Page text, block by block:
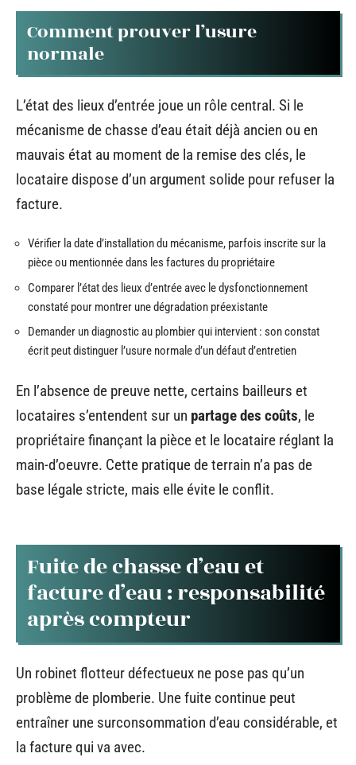
Comment prouver l’usure
normale
L’état des lieux d’entrée joue un rôle central. Si le
mécanisme de chasse d’eau était déjà ancien ou en
mauvais état au moment de la remise des clés, le
locataire dispose d’un argument solide pour refuser la
facture.
Vérifier la date d’installation du mécanisme, parfois inscrite sur la
pièce ou mentionnée dans les factures du propriétaire
Comparer l’état des lieux d’entrée avec le dysfonctionnement
constaté pour montrer une dégradation préexistante
Demander un diagnostic au plombier qui intervient : son constat
écrit peut distinguer l’usure normale d’un défaut d’entretien
En l’absence de preuve nette, certains bailleurs et
locataires s’entendent sur un partage des coûts, le
propriétaire finançant la pièce et le locataire réglant la
main-d’oeuvre. Cette pratique de terrain n’a pas de
base légale stricte, mais elle évite le conflit.
Fuite de chasse d’eau et
facture d’eau : responsabilité
après compteur
Un robinet flotteur défectueux ne pose pas qu’un
problème de plomberie. Une fuite continue peut
entraîner une surconsommation d’eau considérable, et
la facture qui va avec.